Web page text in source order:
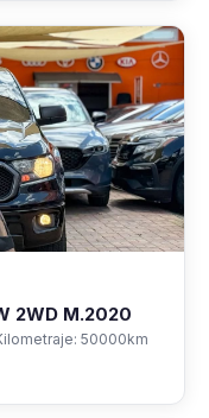
2WD M.2020
50000km